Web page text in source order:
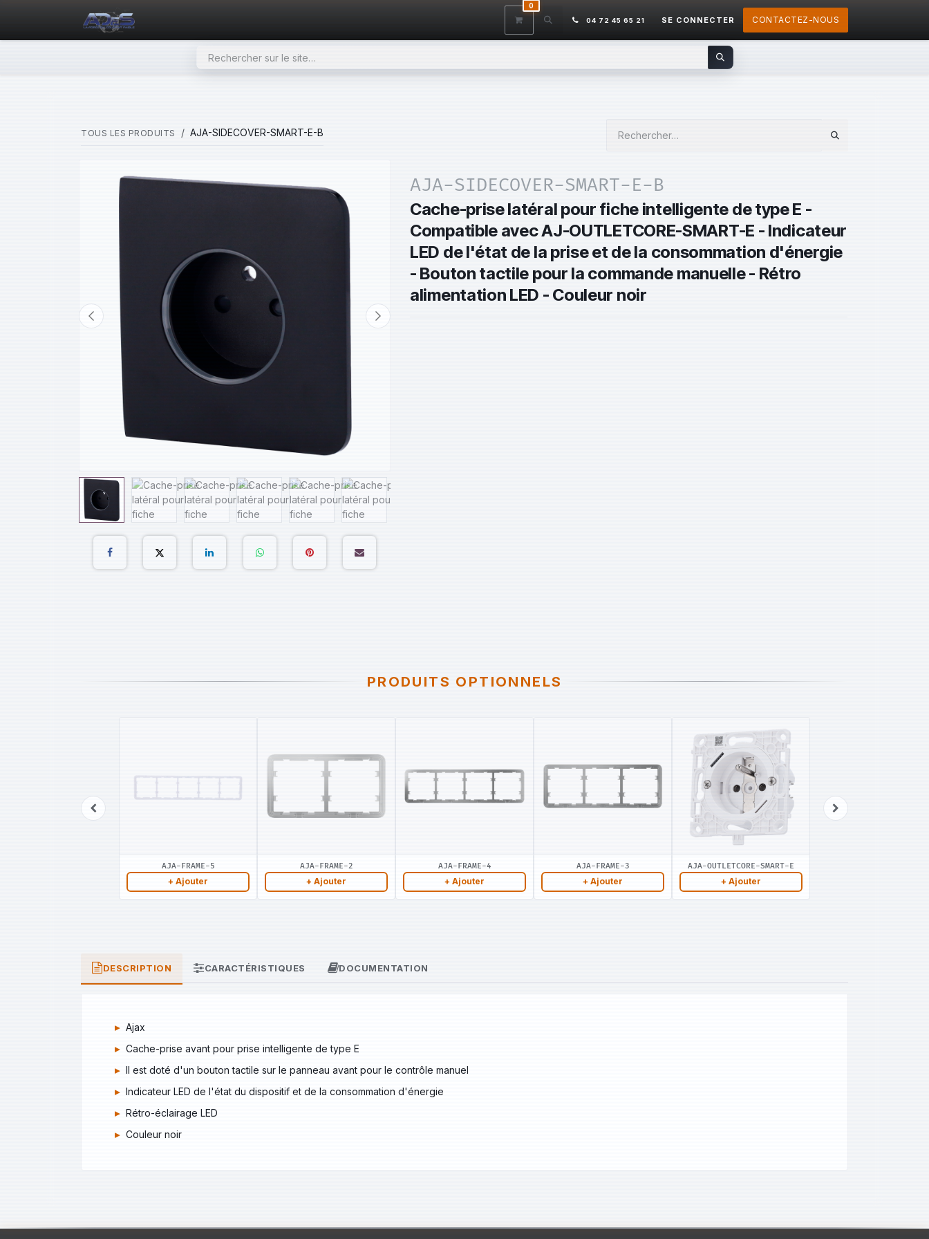
CONTACTEZ-NOUS AIDE
0
04 72 45 65 21 SE CONNECTER CONTACTEZ-NOUS
TOUS LES PRODUITS AJA-SIDECOVER-SMART-E-B
AJA-SIDECOVER-SMART-E-B
Cache-prise latéral pour fiche intelligente de type E -
Compatible avec AJ-OUTLETCORE-SMART-E - Indicateur
LED de l'état de la prise et de la consommation d'énergie
- Bouton tactile pour la commande manuelle - Rétro
alimentation LED - Couleur noir
PRODUITS OPTIONNELS
AJA-FRAME-5
+ Ajouter
AJA-FRAME-2
+ Ajouter
AJA-FRAME-4
+ Ajouter
AJA-FRAME-3
+ Ajouter
AJA-OUTLETCORE-SMART-E
+ Ajouter
DESCRIPTION CARACTÉRISTIQUES DOCUMENTATION
Ajax
Cache-prise avant pour prise intelligente de type E
Il est doté d'un bouton tactile sur le panneau avant pour le contrôle manuel
Indicateur LED de l'état du dispositif et de la consommation d'énergie
Rétro-éclairage LED
Couleur noir